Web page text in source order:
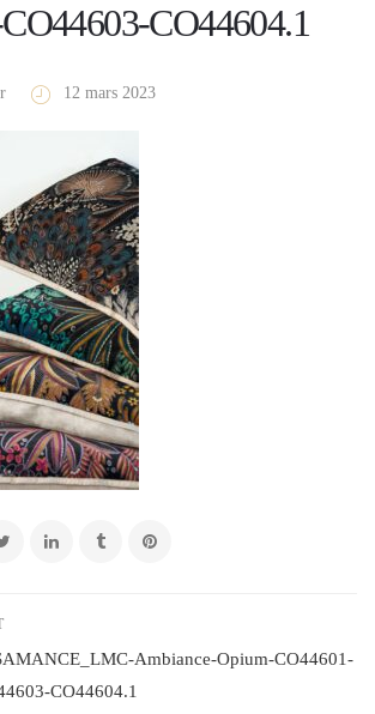
CO44604.1
12 mars 2023
Ambiance-Opium-CO44601-
CO44604.1